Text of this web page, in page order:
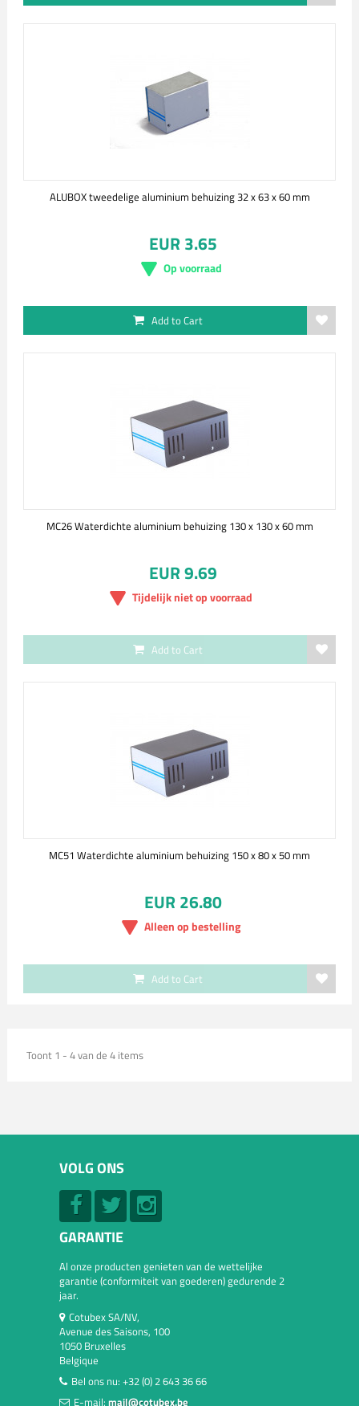
ALUBOX tweedelige aluminium behuizing 32 x 63 x 60 mm
EUR 3.65
Op voorraad
Add to Cart
MC26 Waterdichte aluminium behuizing 130 x 130 x 60 mm
EUR 9.69
Tijdelijk niet op voorraad
Add to Cart
MC51 Waterdichte aluminium behuizing 150 x 80 x 50 mm
EUR 26.80
Alleen op bestelling
Add to Cart
Toont 1 - 4 van de 4 items
VOLG ONS
GARANTIE
Al onze producten genieten van de wettelijke
garantie (conformiteit van goederen) gedurende 2
jaar.
Cotubex SA/NV,
Avenue des Saisons, 100
1050 Bruxelles
Belgique
Bel ons nu: +32 (0) 2 643 36 66
E-mail: mail@cotubex.be